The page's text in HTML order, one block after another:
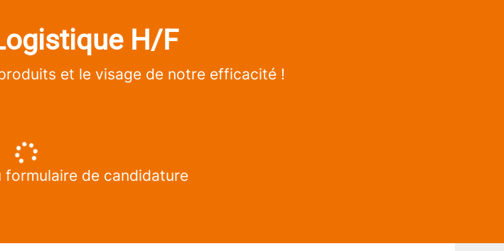
H/F
et le visage de notre efficacité !
formulaire de candidature